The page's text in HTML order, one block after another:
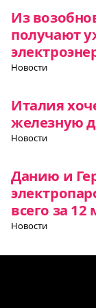
Из
получают
Новости
Италия
железную
Новости
Данию и
всего за 12
Новости